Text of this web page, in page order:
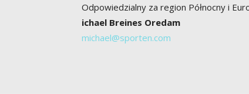
Odpowiedzialny za region Północny i
ichael Breines Oredam
michael@sporten.com